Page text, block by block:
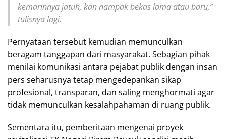
kemarinnya jatuh, kan nampak bekas lama atau baru,”
tulisnya lagi.
Pernyataan tersebut kemudian memunculkan
beragam tanggapan dari masyarakat. Sebagian pihak
menilai komunikasi antara pejabat publik dengan insan
pers seharusnya tetap mengedepankan sikap
profesional, transparan, dan saling menghormati agar
tidak memunculkan kesalahpahaman di ruang publik.
Sementara itu, pemberitaan mengenai proyek